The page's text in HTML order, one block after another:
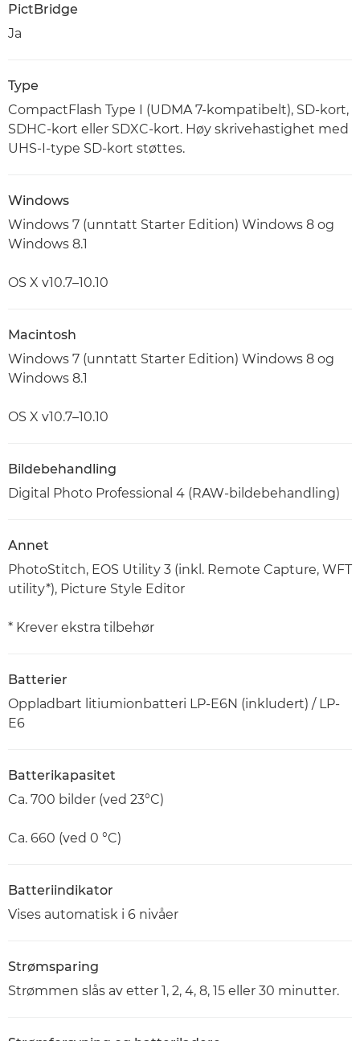
PictBridge
Ja
Type
CompactFlash Type I (UDMA 7-kompatibelt), SD-kort,
SDHC-kort eller SDXC-kort. Høy skrivehastighet med
UHS-I-type SD-kort støttes.
Windows
Windows 7 (unntatt Starter Edition) Windows 8 og
Windows 8.1
OS X v10.7–10.10
Macintosh
Windows 7 (unntatt Starter Edition) Windows 8 og
Windows 8.1
OS X v10.7–10.10
Bildebehandling
Digital Photo Professional 4 (RAW-bildebehandling)
Annet
PhotoStitch, EOS Utility 3 (inkl. Remote Capture, WFT
utility*), Picture Style Editor
* Krever ekstra tilbehør
Batterier
Oppladbart litiumionbatteri LP-E6N (inkludert) / LP-
E6
Batterikapasitet
Ca. 700 bilder (ved 23°C)
Ca. 660 (ved 0 °C)
Batteriindikator
Vises automatisk i 6 nivåer
Strømsparing
Strømmen slås av etter 1, 2, 4, 8, 15 eller 30 minutter.